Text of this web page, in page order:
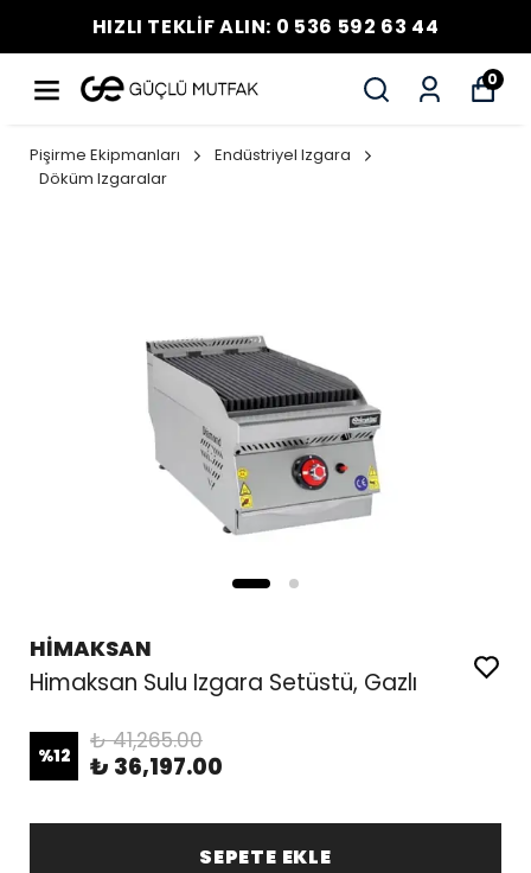
HIZLI TEKLİF ALIN: 0 536 592 63 44
0
Pişirme Ekipmanları
Endüstriyel Izgara
Döküm Izgaralar
HİMAKSAN
Himaksan Sulu Izgara Setüstü, Gazlı
%12
₺ 41,265.00
₺ 36,197.00
SEPETE EKLE